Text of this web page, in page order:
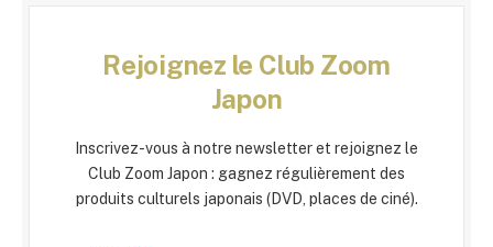
Rejoignez le Club Zoom
Japon
Inscrivez-vous à notre newsletter et rejoignez le
Club Zoom Japon : gagnez régulièrement des
produits culturels japonais (DVD, places de ciné).